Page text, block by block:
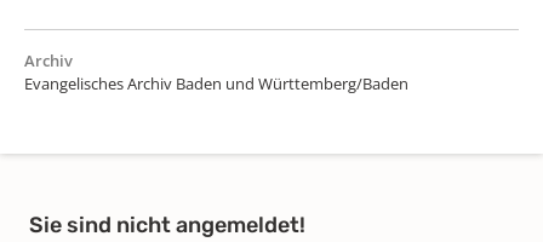
Archiv
Evangelisches Archiv Baden und Württemberg/Baden
Sie sind nicht angemeldet!